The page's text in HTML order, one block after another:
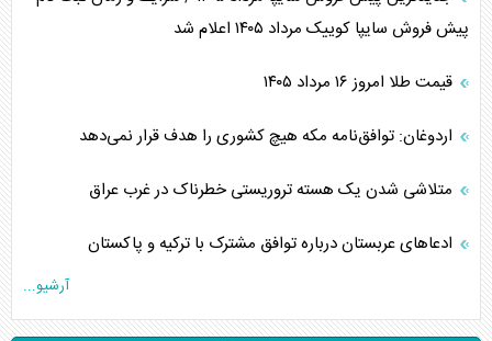
پیش فروش سایپا کوییک مرداد ۱۴۰۵ اعلام شد
قیمت طلا امروز ۱۶ مرداد ۱۴۰۵
اردوغان: توافق‌نامه مکه هیچ کشوری را هدف قرار نمی‌دهد
متلاشی شدن یک هسته تروریستی خطرناک در غرب عراق
ادعاهای عربستان درباره توافق مشترک با ترکیه و پاکستان
آرشیو...